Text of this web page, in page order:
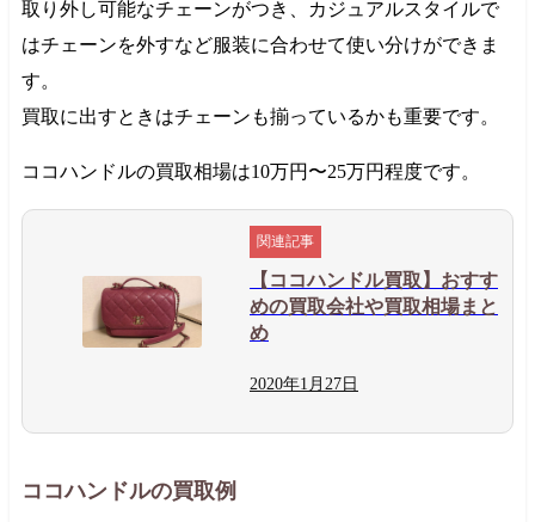
取り外し可能なチェーンがつき、カジュアルスタイルで
はチェーンを外すなど服装に合わせて使い分けができま
す。
買取に出すときはチェーンも揃っているかも重要です。
ココハンドルの買取相場は10万円 〜25万円程度です。
【ココハンドル買取】おすす
めの買取会社や買取相場まと
め
2020年1月 27日
ココハンドルの買取例